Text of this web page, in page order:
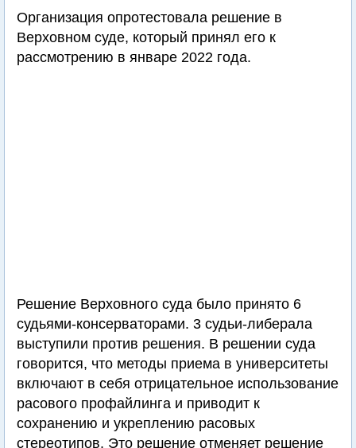
Организация опротестовала решение в
Верховном суде, который принял его к
рассмотрению в январе 2022 года.
Решение Верховного суда было принято 6
судьями-консерваторами. 3 судьи-либерала
выступили против решения. В решении суда
говорится, что методы приема в университеты
включают в себя отрицательное использование
расового профайлинга и приводит к
сохранению и укреплению расовых
стереотипов. Это решение отменяет решение